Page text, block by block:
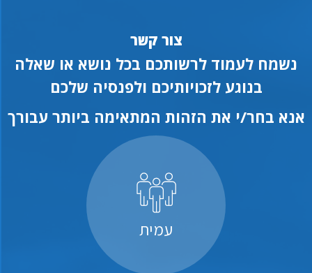
צור קשר
נשמח לעמוד לרשותכם בכל נושא או שאלה
בנוגע לזכויותיכם ולפנסיה שלכם
אנא בחר/י את הזהות המתאימה ביותר עבורך
עמית